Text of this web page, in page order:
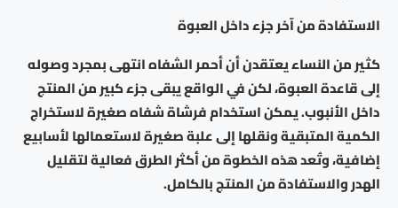
الاستفادة من آخر جزء داخل العبوة
كثير من النساء يعتقدن أن أحمر الشفاه انتهى بمجرد وصوله
إلى قاعدة العبوة، لكن في الواقع يبقى جزء كبير من المنتج
داخل الأنبوب. يمكن استخدام فرشاة شفاه صغيرة لاستخراج
الكمية المتبقية ونقلها إلى علبة صغيرة لاستعمالها لأسابيع
إضافية، وتُعد هذه الخطوة من أكثر الطرق فعالية لتقليل
الهدر والاستفادة من المنتج بالكامل.